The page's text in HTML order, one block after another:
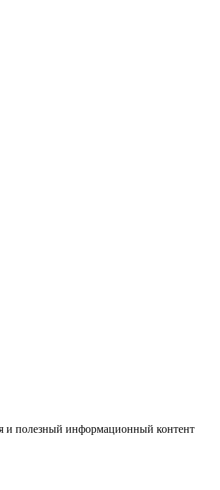
и полезный информационный контент